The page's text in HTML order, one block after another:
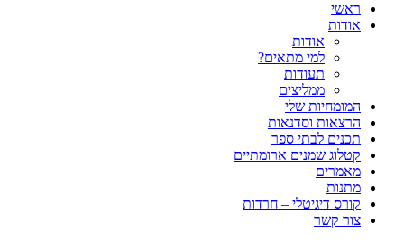
ראשי
אודות
אודות
למי מתאים?
תעודות
ממליצים
המומחיות שלי
הרצאות וסדנאות
תכנים לבתי ספר
קטלוג שמנים ארומתיים
מאמרים
מתנות
קורס דיגיטלי – חרדות
צור קשר